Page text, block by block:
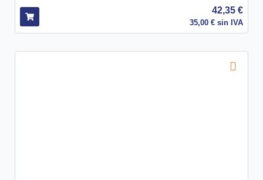
42,35 €
35,00 € sin IVA